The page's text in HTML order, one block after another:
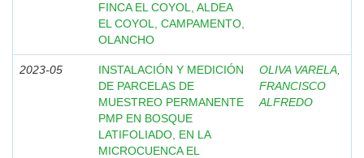
FINCA EL COYOL, ALDEA
EL COYOL, CAMPAMENTO,
OLANCHO
2023-05
INSTALACIÓN Y MEDICIÓN
DE PARCELAS DE
MUESTREO PERMANENTE
PMP EN BOSQUE
LATIFOLIADO, EN LA
MICROCUENCA EL
OLIVA VARELA,
FRANCISCO
ALFREDO